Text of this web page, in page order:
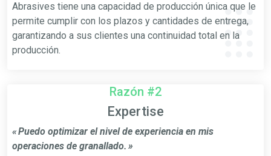
Abrasives tiene una capacidad de producción única que le
permite cumplir con los plazos y cantidades de entrega,
garantizando a sus clientes una continuidad total en la
producción.
Razón #2
Expertise
« Puedo optimizar el nivel de experiencia en mis
operaciones de granallado. »